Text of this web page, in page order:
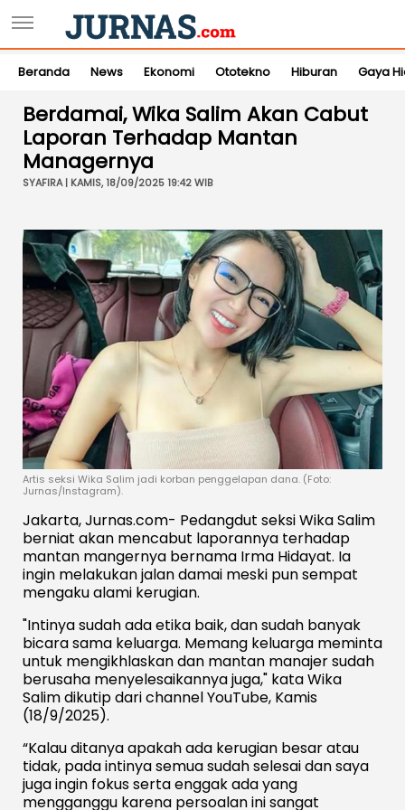
Beranda News Ekonomi Ototekno Hiburan Gaya
Berdamai, Wika Salim Akan Cabut
Laporan Terhadap Mantan
Managernya
SYAFIRA | KAMIS, 18/09/2025 19:42 WIB
Artis seksi Wika Salim jadi korban penggelapan dana. (Foto:
Jurnas/Instagram).
Jakarta, Jurnas.com- Pedangdut seksi Wika Salim
berniat akan mencabut laporannya terhadap
mantan mangernya bernama Irma Hidayat. Ia
ingin melakukan jalan damai meski pun sempat
mengaku alami kerugian.
"Intinya sudah ada etika baik, dan sudah banyak
bicara sama keluarga. Memang keluarga meminta
untuk mengikhlaskan dan mantan manajer sudah
berusaha menyelesaikannya juga," kata Wika
Salim dikutip dari channel YouTube, Kamis
(18/9/2025).
“Kalau ditanya apakah ada kerugian besar atau
tidak, pada intinya semua sudah selesai dan saya
juga ingin fokus serta enggak ada yang
mengganggu karena persoalan ini sangat